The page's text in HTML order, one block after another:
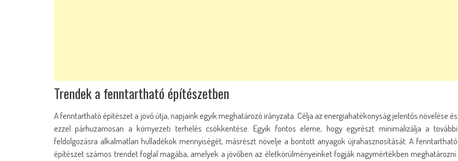
Trendek a fenntartható építészetben
A fenntartható építészet a jövő útja, napjaink egyik meghatározó irányzata. Célja az energiahatékonyság jelentős növelése és
ezzel párhuzamosan a környezeti terhelés csökkentése. Egyik fontos eleme, hogy egyrészt minimalizálja a további
feldolgozásra alkalmatlan hulladékok mennyiségét, másrészt növelje a bontott anyagok újrahasznosítását. A fenntartható
építészet számos trendet foglal magába, amelyek a jövőben az életkörülményeinket fogják nagymértékben meghatározni.